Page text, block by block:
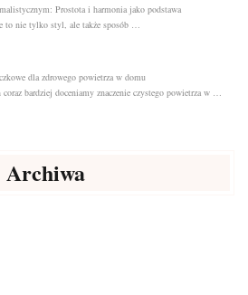
Prostota i harmonia jako podstawa
to nie tylko styl, ale także sposób …
dla zdrowego powietrza w domu
bardziej doceniamy znaczenie czystego powietrza w …
Archiwa